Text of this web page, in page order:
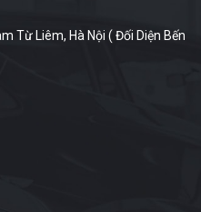
Từ Liêm, Hà Nội ( Đối Diện Bến